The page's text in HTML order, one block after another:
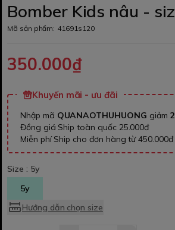
Bomber Kids nâu -
Mã sản phẩm: 41691s120
350.000₫
Khuyến mãi - ưu đãi
Nhập mã QUANAOTHUHUONG giảm
Đồng giá Ship toàn quốc 25.000đ
Miễn phí Ship cho đơn hàng từ 450.000đ
Size : 5y
5y
Hướng dẫn chọn size